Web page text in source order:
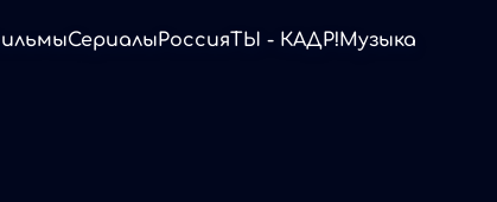
СериалыРоссияТЫ - КАДР!Музыка